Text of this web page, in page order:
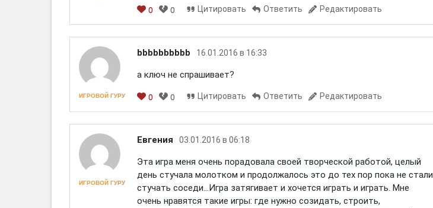
0 0 Цитировать Ответить Редактировать
ИГРОВОЙ ГУРУ
bbbbbbbbbb 16.01.2016 в 16:33
а ключ не спрашивает?
0 0 Цитировать Ответить Редактировать
ИГРОВОЙ ГУРУ
Евгения 03.01.2016 в 06:18
Эта игра меня очень порадовала своей творческой работой, целый
день стучала молотком и продолжалось это до тех пор пока не стали
стучать соседи...Игра затягивает и хочется играть и играть. Мне
очень нравятся такие игры: где нужно созидать, строить,